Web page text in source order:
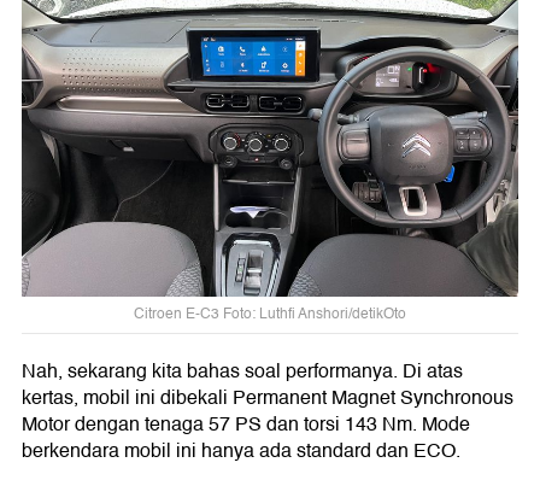
Citroen E-C3 Foto: Luthfi Anshori/detikOto
Nah, sekarang kita bahas soal performanya. Di atas
kertas, mobil ini dibekali Permanent Magnet Synchronous
Motor dengan tenaga 57 PS dan torsi 143 Nm. Mode
berkendara mobil ini hanya ada standard dan ECO.